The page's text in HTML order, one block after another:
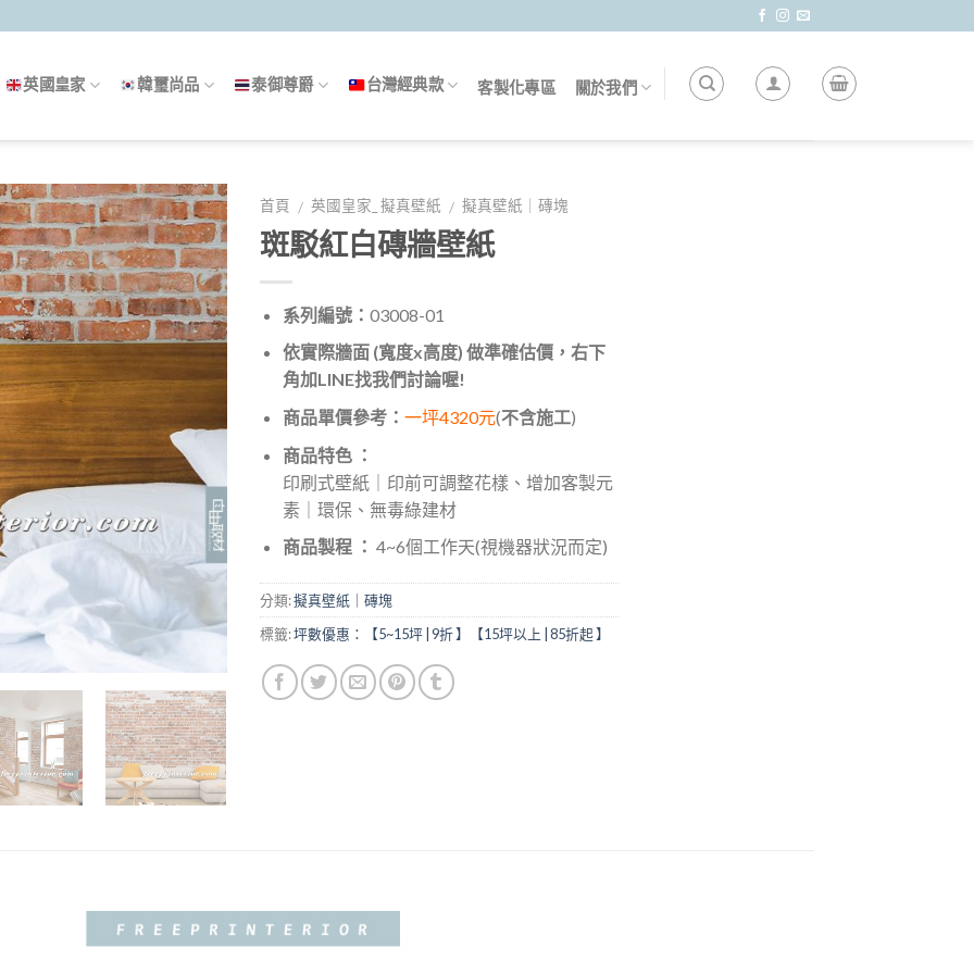
英國皇家 韓璽尚品 泰御尊爵 台灣經典款 客製化專區 關於我們
首頁 / 英國皇家_ 擬真壁紙 / 擬真壁紙｜磚塊
斑駁紅白磚牆壁紙
系列編號： 03008-01
依實際牆面 (寬度x高度) 做準確估價，右下
角加LINE找我們討論喔!
商品單價參考： 一坪4320元(不含施工)
商品特色 ：
印刷式壁紙｜印前可調整花樣、增加客製元
素｜環保、無毒綠建材
商品製程 ： 4~6個工作天(視機器狀況而定)
分類:擬真壁紙｜磚塊
標籤:坪數優惠：【5~15坪 | 9折 】【15坪以上 | 85折起 】